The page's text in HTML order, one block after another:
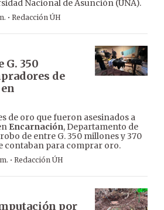
Nacional de Asunción (UNA).
· Redacción ÚH
G. 350
de
de oro que fueron asesinados a
Encarnación, Departamento de
de entre G. 350 millones y 370
contaban para comprar oro.
· Redacción ÚH
por